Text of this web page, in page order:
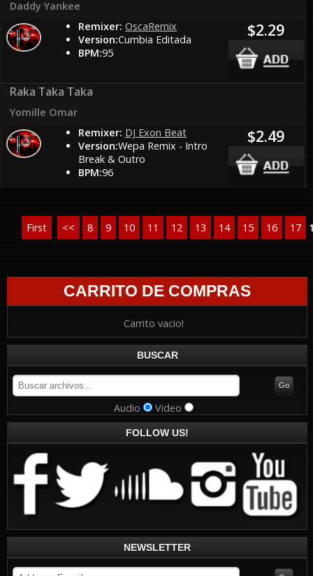
Daddy Yankee
Remixer: OscaRemix
Version:Cumbia Editada
BPM:95
$2.29
Raka Taka Taka
Yomille Omar
Remixer: DJ Exon Beat
Version:Wepa Remix - Intro
Break & Outro
BPM:96
$2.49
First << 8 9 10 11 12 13 14 15 16 17
CARRITO DE COMPRAS
Carrito vacio!
BUSCAR
Audio Video
FOLLOW US!
NEWSLETTER